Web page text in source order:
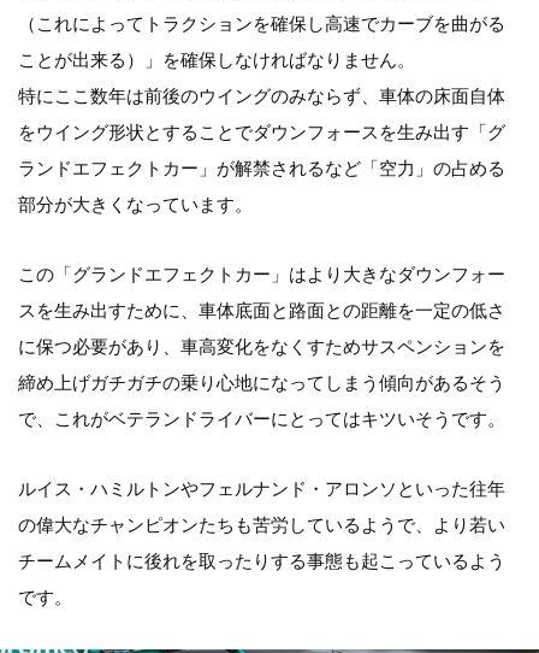
（これによってトラクションを確保し高速でカーブを曲がる
ことが出来る）」を確保しなければなりません。
特にここ数年は前後のウイングのみならず、車体の床面自体
をウイング形状とすることでダウンフォースを生み出す「グ
ランドエフェクトカー」が解禁されるなど「空力」の占める
部分が大きくなっています。
この「グランドエフェクトカー」はより大きなダウンフォー
スを生み出すために、車体底面と路面との距離を一定の低さ
に保つ必要があり、車高変化をなくすためサスペンションを
締め上げガチガチの乗り心地になってしまう傾向があるそう
で、これがベテランドライバーにとってはキツいそうです。
ルイス・ハミルトンやフェルナンド・アロンソといった往年
の偉大なチャンピオンたちも苦労しているようで、より若い
チームメイトに後れを取ったりする事態も起こっているよう
です。